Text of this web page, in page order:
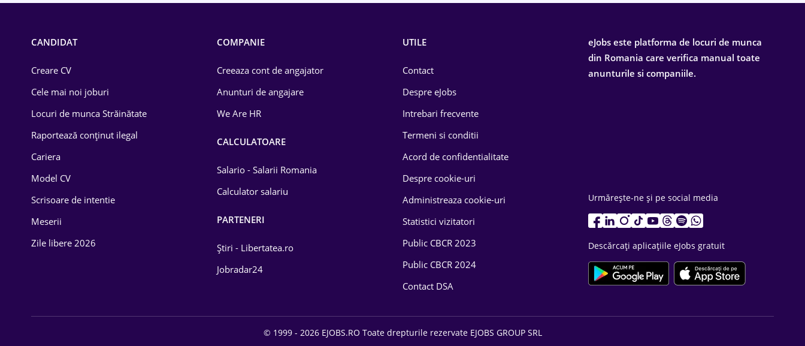
Comerț / Retail
Construcții
Drept
Educație / Training
Energetică
Imobiliară
IT / Telecom
Lemn / PVC
CANDIDAT
Creare CV
Cele mai noi joburi
Locuri de munca Străinătate
Raportează conținut ilegal
Cariera
Model CV
Scrisoare de intentie
Meserii
Zile libere 2026
COMPANIE
Creeaza cont de angajator
Anunturi de angajare
We Are HR
CALCULATOARE
Salario - Salarii Romania
Calculator salariu
PARTENERI
Știri - Libertatea.ro
Jobradar24
UTILE
Contact
Despre eJobs
Intrebari frecvente
Termeni si conditii
Acord de confidentialitate
Despre cookie-uri
Administreaza cookie-uri
Statistici vizitatori
Public CBCR 2023
Public CBCR 2024
Contact DSA
eJobs este platforma de locuri de munca
din Romania care verifica manual toate
anunturile si companiile.
Urmărește-ne și pe social media
Descărcați aplicațiile eJobs gratuit
© 1999 - 2026 EJOBS.RO Toate drepturile rezervate EJOBS GROUP SRL